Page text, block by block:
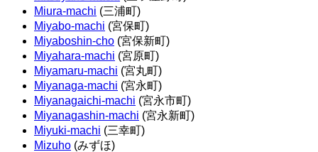
Miura-machi (三浦町)
Miyabo-machi (宮保町)
Miyaboshin-cho (宮保新町)
Miyahara-machi (宮原町)
Miyamaru-machi (宮丸町)
Miyanaga-machi (宮永町)
Miyanagaichi-machi (宮永市町)
Miyanagashin-machi (宮永新町)
Miyuki-machi (三幸町)
Mizuho (みずほ)